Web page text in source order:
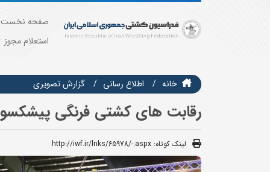
صفحه نخست
استعلام مجوز
خانه اطلاع رسانی گزارش تصويري
رقابت های کشتی فرنگی
لینک کوتاه: http://iwf.ir/lnks/65978/-.aspx